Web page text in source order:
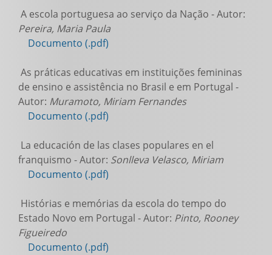
A escola portuguesa ao serviço da Nação - Autor:
Pereira, Maria Paula
Documento (.pdf)
As práticas educativas em instituições femininas
de ensino e assistência no Brasil e em Portugal -
Autor: Muramoto, Miriam Fernandes
Documento (.pdf)
La educación de las clases populares en el
franquismo - Autor: Sonlleva Velasco, Miriam
Documento (.pdf)
Histórias e memórias da escola do tempo do
Estado Novo em Portugal - Autor: Pinto, Rooney
Figueiredo
Documento (.pdf)